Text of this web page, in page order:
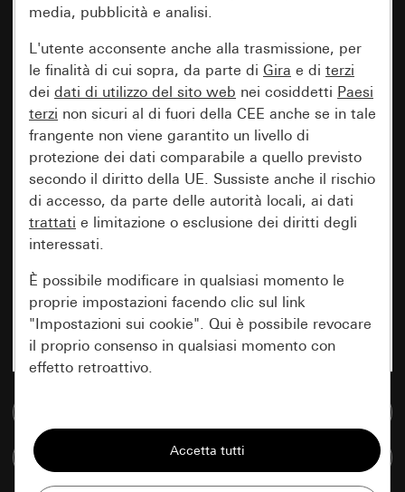
Confronta articoli
media, pubblicità e analisi.
L'utente acconsente anche alla trasmissione, per
le finalità di cui sopra, da parte di Gira e di terzi
dei dati di utilizzo del sito web nei cosiddetti Paesi
terzi non sicuri al di fuori della CEE anche se in tale
frangente non viene garantito un livello di
protezione dei dati comparabile a quello previsto
secondo il diritto della UE. Sussiste anche il rischio
di accesso, da parte delle autorità locali, ai dati
trattati e limitazione o esclusione dei diritti degli
interessati.
È possibile modificare in qualsiasi momento le
proprie impostazioni facendo clic sul link
"Impostazioni sui cookie". Qui è possibile revocare
il proprio consenso in qualsiasi momento con
effetto retroattivo.
Tutti i cookie necessari per poter mostrare la
pagina.